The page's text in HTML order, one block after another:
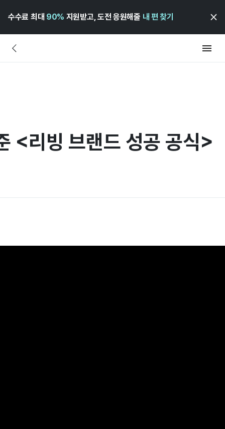
수수료 최대 90% 지원받고, 도전 응원해줄 내 편 찾기
리빙 브랜드 성공 공식>